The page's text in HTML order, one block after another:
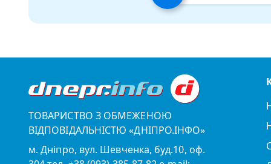
ТОВАРИСТВО З ОБМЕЖЕНОЮ
ВІДПОВІДАЛЬНІСТЮ «ДНІПРО.ІНФО»
м. Дніпро, вул. Шевченка, буд.10, оф.